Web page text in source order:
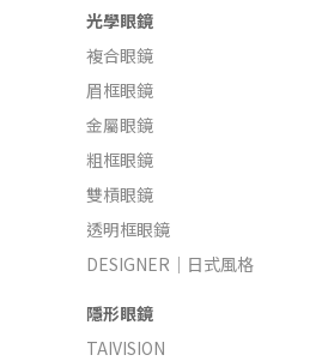
光學眼鏡
複合眼鏡
眉框眼鏡
金屬眼鏡
粗框眼鏡
雙槓眼鏡
透明框眼鏡
DESIGNER｜日式風格
隱形眼鏡
TAIVISION